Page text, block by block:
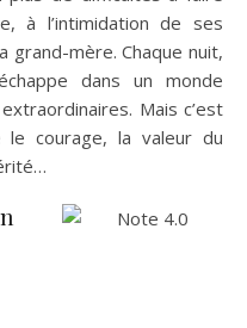
à l’intimidation de ses
grand-mère. Chaque nuit,
dans un monde
Mais c’est
le courage, la valeur du